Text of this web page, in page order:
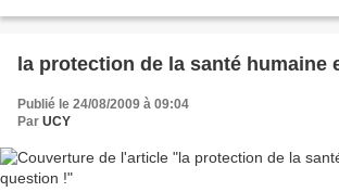
la protection de la santé humaine
Publié le 24/08/2009 à 09:04
Par UCY